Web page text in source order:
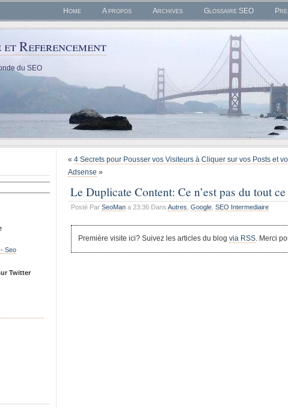
Home A propos Archives Glossaire SEO
et Referencement
du SEO
« 4 Secrets pour Pousser vos Visiteurs à Cliquer sur vos Posts et
Adsense »
Le Duplicate Content: Ce n’est pas du tout
Posté Par SeoMan a 23:36 Dans Autres Google SEO Intermediaire
Première visite ici? Suivez les articles du blogvia RSS. Merci
Twitter